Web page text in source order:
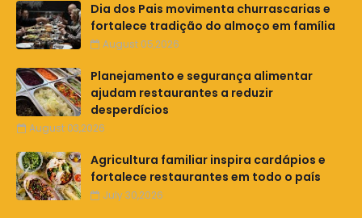
Dia dos Pais movimenta churrascarias e
fortalece tradição do almoço em família
August 05,2026
Planejamento e segurança alimentar
ajudam restaurantes a reduzir
desperdícios
August 03,2026
Agricultura familiar inspira cardápios e
fortalece restaurantes em todo o país
July 30,2026